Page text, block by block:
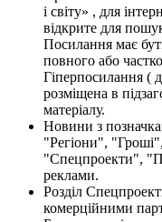
і світу» , для
відкрите для
Посилання має
повного або
Гіперпосилання (
розміщена в
матеріалу.
Новини з
"Регіони",
"Спецпроекти",
реклами.
Розділ
комерційними